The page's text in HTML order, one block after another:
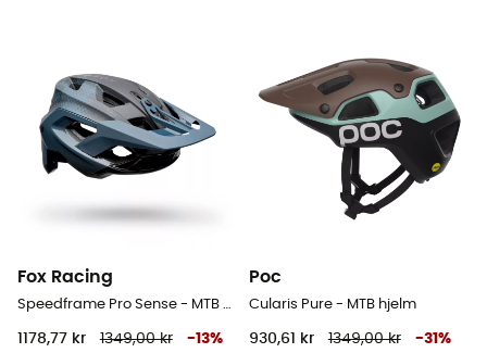
Fox Racing
Speedframe Pro Sense - MTB hjelm
1178,77 kr 1349,00 kr -13%
Poc
Cularis Pure - MTB hjelm
930,61 kr 1349,00 kr -31 %